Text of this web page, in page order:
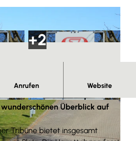
BY © Tourist-Information Salzgitter | CC-BY
Anrufen Website
befindet sich in
Überblick auf
Tribüne bietet insgesamt